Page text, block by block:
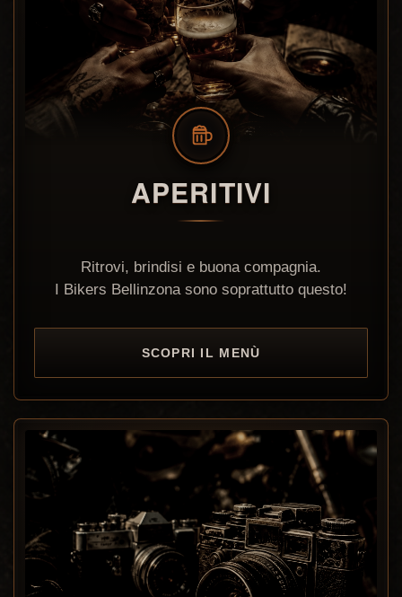
APERITIVI
Ritrovi, brindisi e buona compagnia.
I Bikers Bellinzona sono soprattutto questo!
SCOPRI IL MENÙ